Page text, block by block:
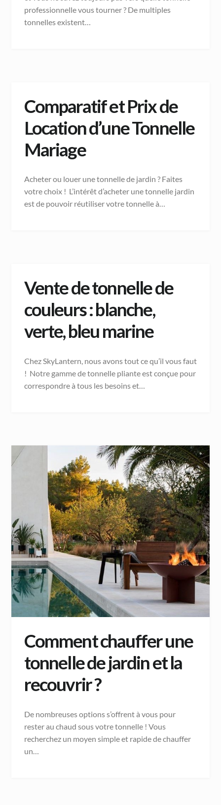
professionnelle vous tourner ? De multiples
tonnelles existent…
Comparatif et Prix de
Location d’une Tonnelle
Mariage
Acheter ou louer une tonnelle de jardin ? Faites
votre choix ! L’intérêt d’acheter une tonnelle jardin
est de pouvoir réutiliser votre tonnelle à…
Vente de tonnelle de
couleurs : blanche,
verte, bleu marine
Chez SkyLantern, nous avons tout ce qu’il vous faut
! Notre gamme de tonnelle pliante est conçue pour
correspondre à tous les besoins et…
Comment chauffer une
tonnelle de jardin et la
recouvrir ?
De nombreuses options s’offrent à vous pour
rester au chaud sous votre tonnelle ! Vous
recherchez un moyen simple et rapide de chauffer
un…